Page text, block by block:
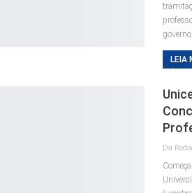
LEIA
Da